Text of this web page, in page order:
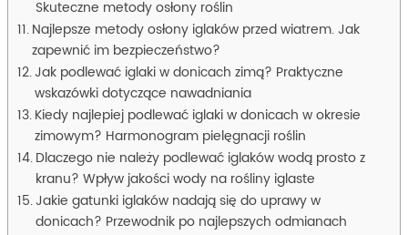
Skuteczne metody osłony roślin
Najlepsze metody osłony iglaków przed wiatrem. Jak
zapewnić im bezpieczeństwo?
Jak podlewać iglaki w donicach zimą? Praktyczne
wskazówki dotyczące nawadniania
Kiedy najlepiej podlewać iglaki w donicach w okresie
zimowym? Harmonogram pielęgnacji roślin
Dlaczego nie należy podlewać iglaków wodą prosto z
kranu? Wpływ jakości wody na rośliny iglaste
Jakie gatunki iglaków nadają się do uprawy w
donicach? Przewodnik po najlepszych odmianach